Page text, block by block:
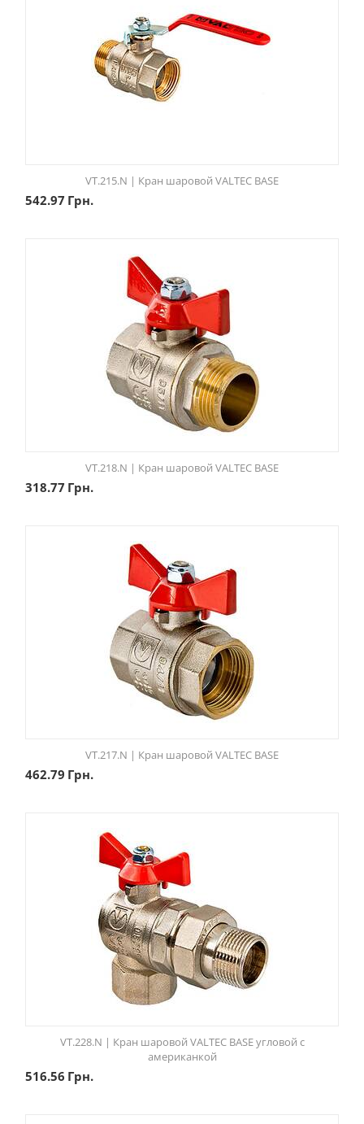
VT.215.N | Кран шаровой VALTEC BASE
542.97 Грн.
VT.218.N | Кран шаровой VALTEC BASE
318.77 Грн.
VT.217.N | Кран шаровой VALTEC BASE
462.79 Грн.
VT.228.N | Кран шаровой VALTEC BASE угловой с
американкой
516.56 Грн.